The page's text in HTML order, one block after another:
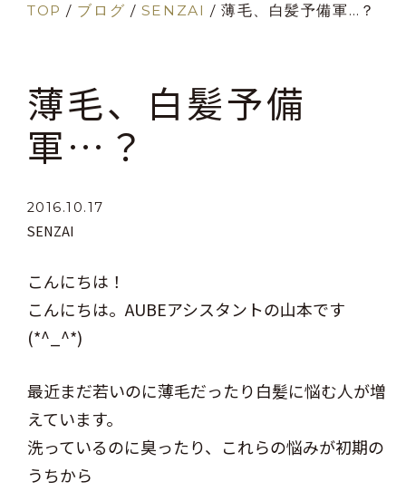
TOP / ブログ / SENZAI /薄毛、白髪予備軍…？
薄毛、白髪予備
軍…？
2016.10.17
SENZAI
こんにちは！
こんにちは。AUBEアシスタントの山本です
(*^_^*)
最近まだ若いのに薄毛だったり白髪に悩む人が増
えています。
洗っているのに臭ったり、これらの悩みが初期の
うちから